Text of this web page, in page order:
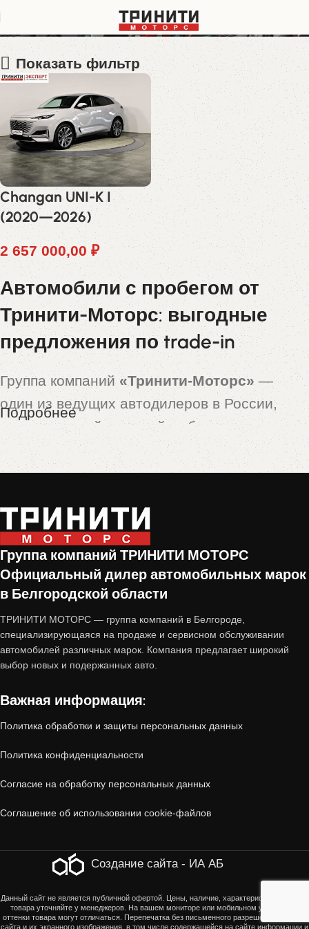
LS4ASE2A7NA707097
Показать фильтр
Changan UNI-K I
(2020—2026)
2 657 000,00 ₽
Автомобили с пробегом от
Тринити-Моторс: выгодные
предложения по trade-in
Группа компаний «Тринити-Моторс» —
один из ведущих автодилеров в России,
предлагающий широкий выбор новых и
подержанных автомобилей. Особой
популярностью пользуются машины,
автомобили с пробегом, которые прошли
тщательную проверку и подготовку перед
продажей.
Почему стоит купить авто с
пробегом от «Тринити-Моторс»?
1. Проверенное состояние
Все автомобили, принятые по trade-in,
проходятмногоэтапную диагностику
Технический осмотр
передач, ходовая часть, электроника).
Кузовная проверка(отсутствие скрытых
Юридическая чистота
(отсутствие залогов,
ограничений, корректность ПТС).
Подробнее
Группа компаний ТРИНИТИ МОТОРС
Официальный дилер автомобильных марок
в Белгородской области
ТРИНИТИ МОТОРС — группа компаний в Белгороде,
специализирующаяся на продаже и сервисном обслуживании
автомобилей различных марок. Компания предлагает широкий
выбор новых и подержанных авто.
Важная информация:
Политика обработки и защиты персональных данных
Политика конфиденциальности
Согласие на обработку персональных данных
Соглашение об использовании cookie-файлов
Создание сайта - ИА АБ
Данный сайт не является публичной офертой. Цены, наличие, характеристики, оттенки
товара уточняйте у менеджеров. На вашем мониторе или мобильном устройстве
оттенки товара могут отличаться. Перепечатка без письменного разрешения страниц
сайта и их экранного изображения, в том числе содержащейся на сайте информации и